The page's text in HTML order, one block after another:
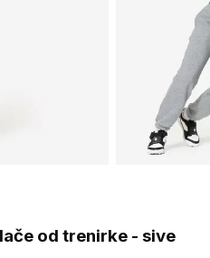
od trenirke - sive